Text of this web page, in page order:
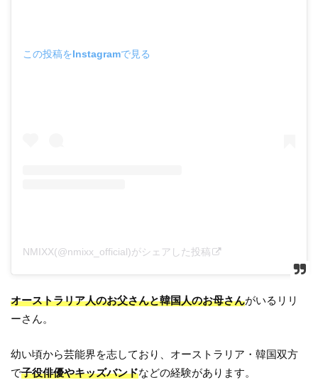
この投稿をInstagramで見る
NMIXX(@nmixx_official)がシェアした投稿
オーストラリア人のお父さんと韓国人のお母さんがいるリリ
ーさん。
幼い頃から芸能界を志しており、オーストラリア・韓国双方
で子役俳優やキッズバンドなどの経験があります。